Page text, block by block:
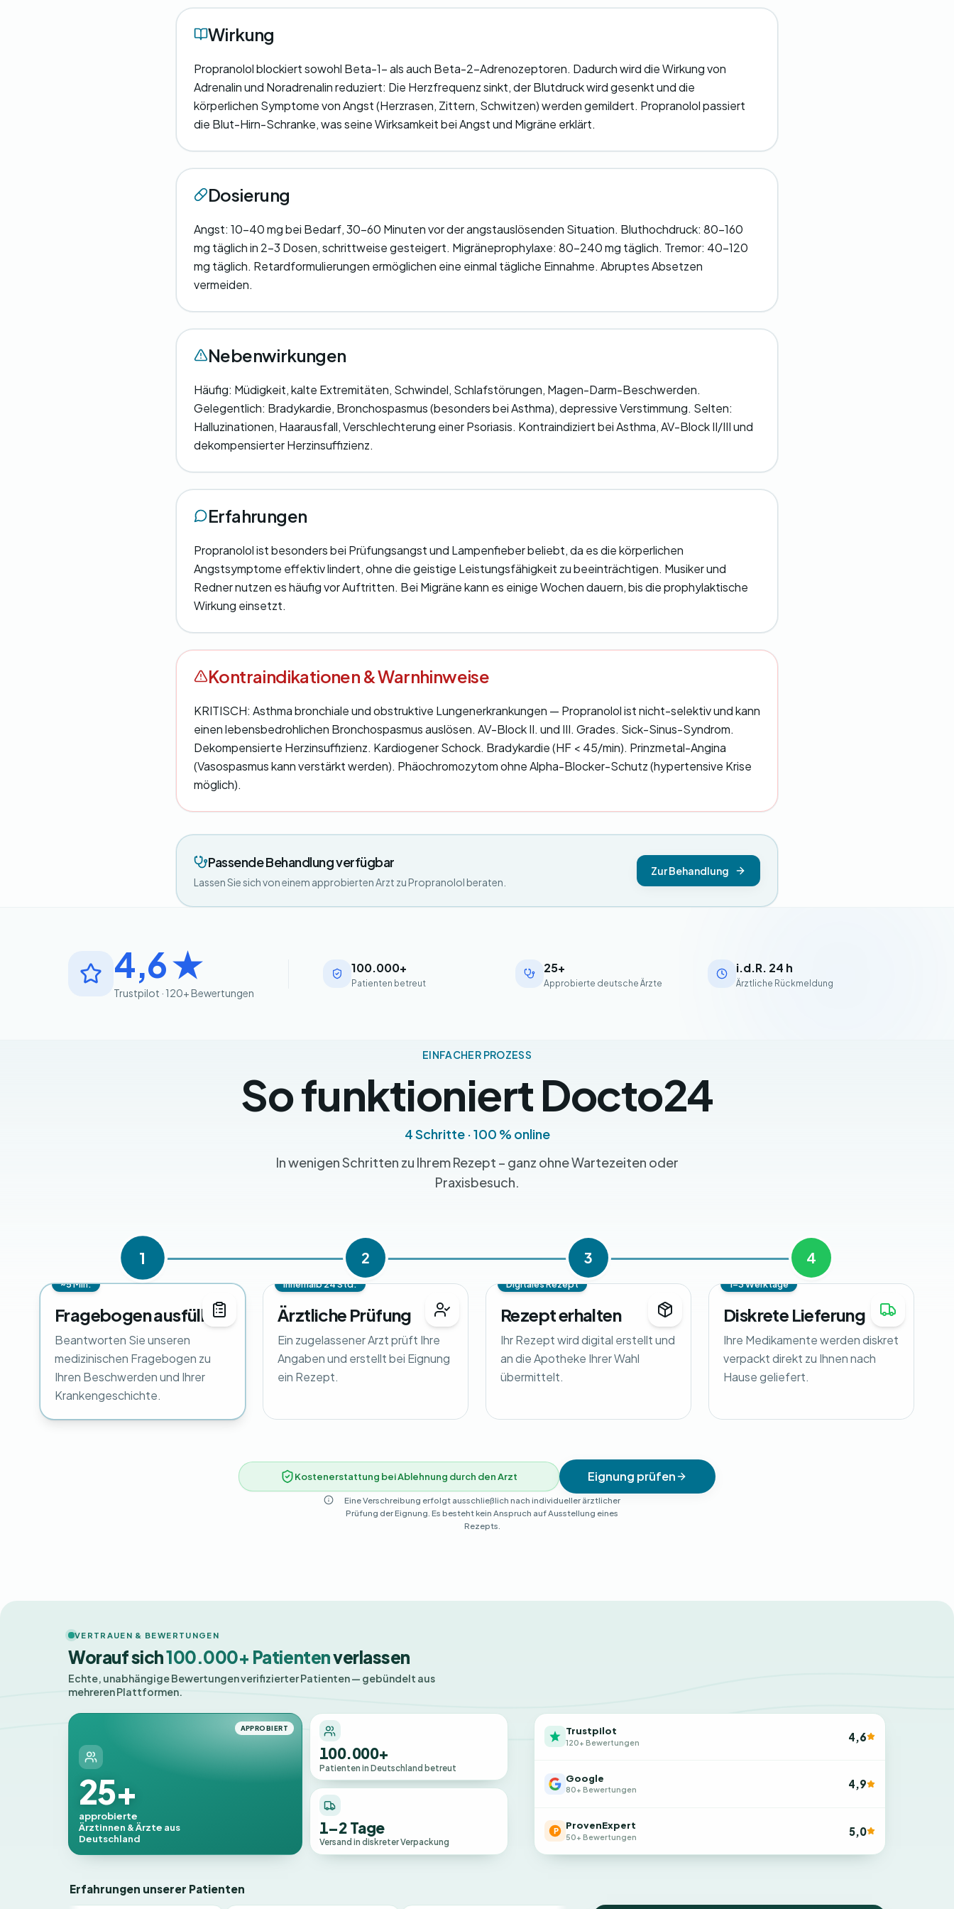
Wirkung
Propranolol blockiert sowohl Beta-1- als auch Beta-2-Adrenozeptoren. Dadurch wird die Wirkung von
Adrenalin und Noradrenalin reduziert: Die Herzfrequenz sinkt, der Blutdruck wird gesenkt und die
körperlichen Symptome von Angst (Herzrasen, Zittern, Schwitzen) werden gemildert. Propranolol passiert
die Blut-Hirn-Schranke, was seine Wirksamkeit bei Angst und Migräne erklärt.
Dosierung
Angst: 10-40 mg bei Bedarf, 30-60 Minuten vor der angstauslösenden Situation. Bluthochdruck: 80-160
mg täglich in 2-3 Dosen, schrittweise gesteigert. Migräneprophylaxe: 80-240 mg täglich. Tremor: 40-120
mg täglich. Retardformulierungen ermöglichen eine einmal tägliche Einnahme. Abruptes Absetzen
vermeiden.
Nebenwirkungen
Häufig: Müdigkeit, kalte Extremitäten, Schwindel, Schlafstörungen, Magen-Darm-Beschwerden.
Gelegentlich: Bradykardie, Bronchospasmus (besonders bei Asthma), depressive Verstimmung. Selten:
Halluzinationen, Haarausfall, Verschlechterung einer Psoriasis. Kontraindiziert bei Asthma, AV-Block II/III und
dekompensierter Herzinsuffizienz.
Erfahrungen
Propranolol ist besonders bei Prüfungsangst und Lampenfieber beliebt, da es die körperlichen
Angstsymptome effektiv lindert, ohne die geistige Leistungsfähigkeit zu beeinträchtigen. Musiker und
Redner nutzen es häufig vor Auftritten. Bei Migräne kann es einige Wochen dauern, bis die prophylaktische
Wirkung einsetzt.
Kontraindikationen & Warnhinweise
KRITISCH: Asthma bronchiale und obstruktive Lungenerkrankungen — Propranolol ist nicht-selektiv und kann
einen lebensbedrohlichen Bronchospasmus auslösen. AV-Block II. und III. Grades. Sick-Sinus-Syndrom.
Dekompensierte Herzinsuffizienz. Kardiogener Schock. Bradykardie (HF < 45/min). Prinzmetal-Angina
(Vasospasmus kann verstärkt werden). Phäochromozytom ohne Alpha-Blocker-Schutz (hypertensive Krise
möglich).
Passende Behandlung verfügbar
Lassen Sie sich von einem approbierten Arzt zu Propranolol beraten.
Zur Behandlung
4,6 ★
Trustpilot · 120+ Bewertungen
100.000+
Patienten betreut
25+
Approbierte deutsche Ärzte
i.d.R. 24 h
Ärztliche Rückmeldung
EINFACHER PROZESS
So funktioniert Docto24
4 Schritte · 100 % online
In wenigen Schritten zu Ihrem Rezept – ganz ohne Wartezeiten oder
Praxisbesuch.
1
~5 Min.
Fragebogen ausfüllen
Beantworten Sie unseren
medizinischen Fragebogen zu
Ihren Beschwerden und Ihrer
Krankengeschichte.
2
Innerhalb 24 Std.
Ärztliche Prüfung
Ein zugelassener Arzt prüft Ihre
Angaben und erstellt bei Eignung
ein Rezept.
3
Digitales Rezept
Rezept erhalten
Ihr Rezept wird digital erstellt und
an die Apotheke Ihrer Wahl
übermittelt.
4
1-3 Werktage
Diskrete Lieferung
Ihre Medikamente werden diskret
verpackt direkt zu Ihnen nach
Hause geliefert.
Eignung prüfen
Kostenerstattung bei Ablehnung durch den Arzt
Eine Verschreibung erfolgt ausschließlich nach individueller ärztlicher
Prüfung der Eignung. Es besteht kein Anspruch auf Ausstellung eines
Rezepts.
VERTRAUEN & BEWERTUNGEN
Worauf sich100.000+ Patientenverlassen
Echte, unabhängige Bewertungen verifizierter Patienten — gebündelt aus
mehreren Plattformen.
APPROBIERT
25+
approbierte
Ärztinnen & Ärzte aus
Deutschland
100.000+
Patienten in Deutschland betreut
1–2 Tage
Versand in diskreter Verpackung
Trustpilot
120+ Bewertungen 4,6
Google
80+ Bewertungen 4,9
ProvenExpert
50+ Bewertungen 5,0
Erfahrungen unserer Patienten